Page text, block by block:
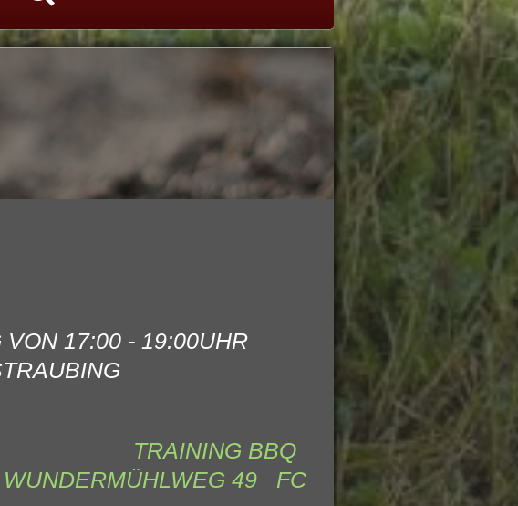
VON 17:00 - 19:00UHR
TRAINING BBQ
49 FC